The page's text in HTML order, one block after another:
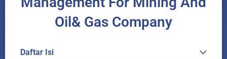
Oil& Gas Company
Daftar Isi